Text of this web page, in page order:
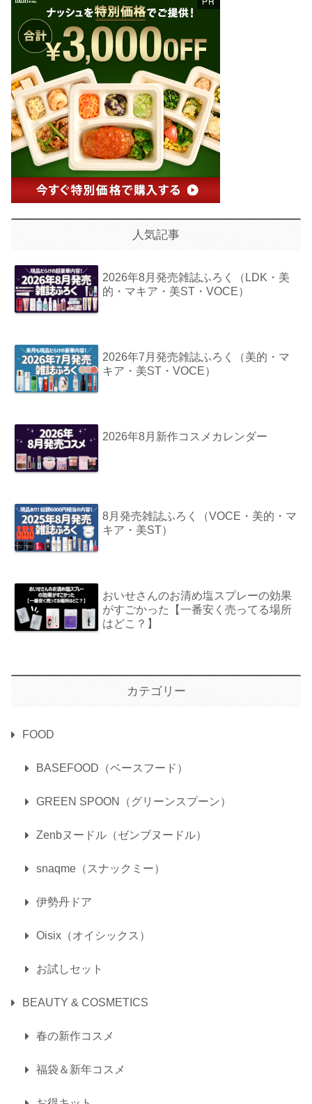
人気記事
2026年8月発売雑誌ふろく（LDK・美
的・マキア・美ST・VOCE）
2026年7月発売雑誌ふろく（美的・マ
キア・美ST・VOCE）
2026年8月新作コスメカレンダー
8月発売雑誌ふろく（VOCE・美的・マ
キア・美ST）
おいせさんのお清め塩スプレーの効果
がすごかった【一番安く売ってる場所
はどこ？】
カテゴリー
FOOD
BASEFOOD（ベースフード）
GREEN SPOON（グリーンスプーン）
Zenbヌードル（ゼンブヌードル）
snaqme（スナックミー）
伊勢丹ドア
Oisix（オイシックス）
お試しセット
BEAUTY & COSMETICS
春の新作コスメ
福袋＆新年コスメ